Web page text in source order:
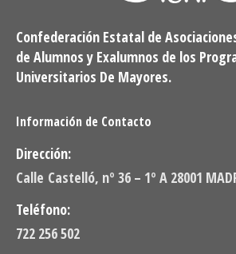
Confederación Estatal de
de Alumnos y Exalumnos de los
Universitarios De Mayores.
Información de Contacto
Dirección:
Calle Castelló, nº 36 – 1º A 28001
Teléfono:
722 256 502